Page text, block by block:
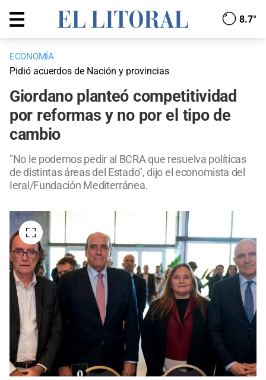
8.7°
ECONOMÍA
Pidió acuerdos de Nación y provincias
Giordano planteó competitividad
por reformas y no por el tipo de
cambio
"No le podemos pedir al BCRA que resuelva políticas
de distintas áreas del Estado", dijo el economista del
Ieral/Fundación Mediterránea.